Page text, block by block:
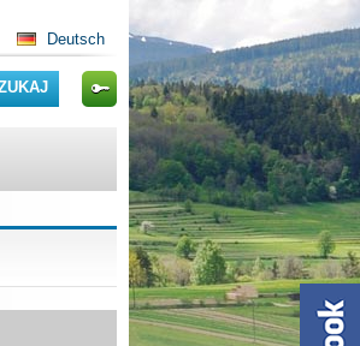
Deutsch
Szukaj